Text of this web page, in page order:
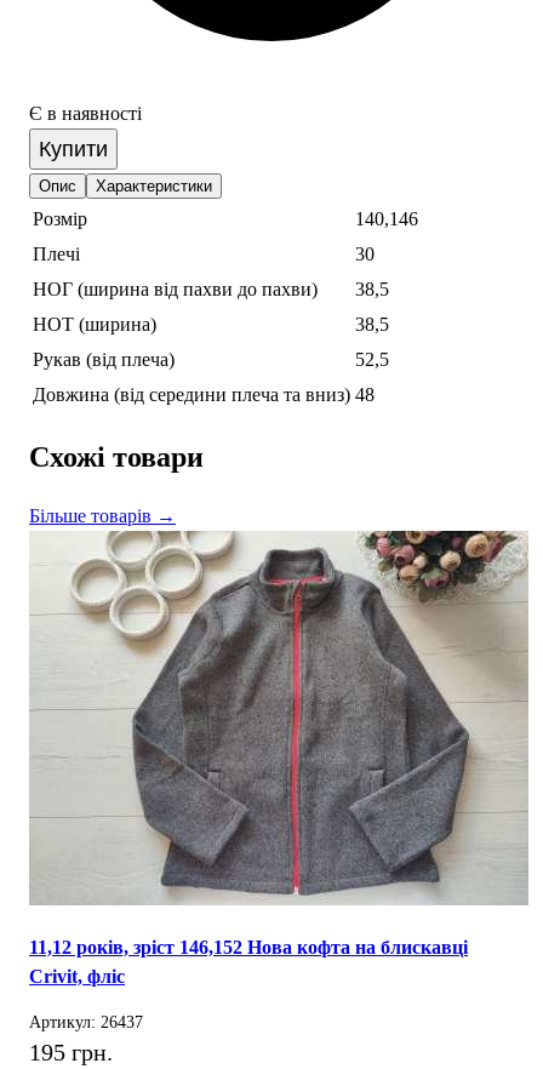
Є в наявності
Купити
Опис Характеристики
Розмір
140,146
Плечі
30
НОГ (ширина від пахви до пахви)
38,5
НОТ (ширина)
38,5
Рукав (від плеча)
52,5
Довжина (від середини плеча та вниз) 48
Схожі товари
Більше товарів →
11,12 років, зріст 146,152 Нова кофта на блискавці
Crivit, фліс
Артикул: 26437
195 грн.